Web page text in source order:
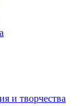
и творчества